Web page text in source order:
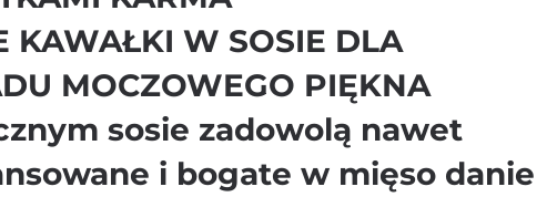
KAWAŁKI W SOSIE DLA
MOCZOWEGO PIĘKNA
sosie zadowolą nawet
i bogate w mięso danie